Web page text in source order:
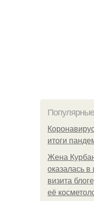
итоги
Жена
оказалась в
визита
её